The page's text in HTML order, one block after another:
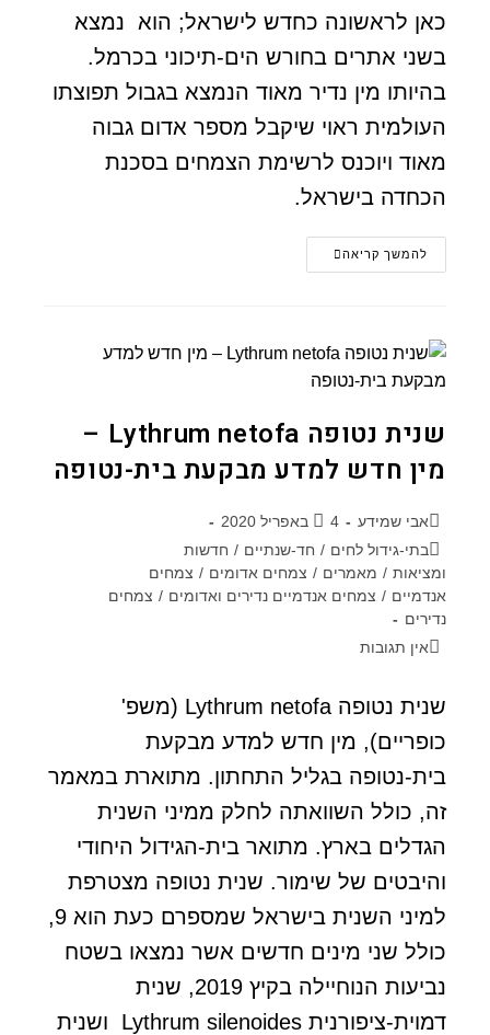
כאן לראשונה כחדש לישראל; הוא נמצא
בשני אתרים בחורש הים-תיכוני בכרמל.
בהיותו מין נדיר מאוד הנמצא בגבול תפוצתו
העולמית ראוי שיקבל מספר אדום גבוה
מאוד ויוכנס לרשימת הצמחים בסכנת
הכחדה בישראל.
להמשך קריאה
שנית נטופה Lythrum netofa –
מין חדש למדע מבקעת בית-נטופה
אבי שמידע
4 באפריל 2020
בתי-גידול לחים / חד-שנתיים / חדשות
ומציאות / מאמרים / צמחים אדומים / צמחים
אנדמיים / צמחים אנדמיים נדירים ואדומים / צמחים
נדירים
אין תגובות
שנית נטופה Lythrum netofa (משפ'
כופריים), מין חדש למדע מבקעת
בית-נטופה בגליל התחתון. מתוארת במאמר
זה, כולל השוואתה לחלק ממיני השנית
הגדלים בארץ. מתואר בית-הגידול היחודי
והיבטים של שימור. שנית נטופה מצטרפת
למיני השנית בישראל שמספרם כעת הוא 9,
כולל שני מינים חדשים אשר נמצאו בשטח
נביעות הנוחיילה בקיץ 2019, שנית
דמוית-ציפורנית Lythrum silenoides ושנית